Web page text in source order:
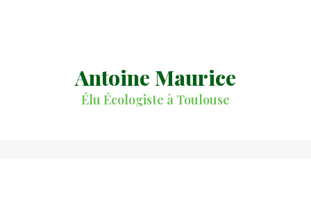
Antoine Maurice
Élu Écologiste à Toulouse